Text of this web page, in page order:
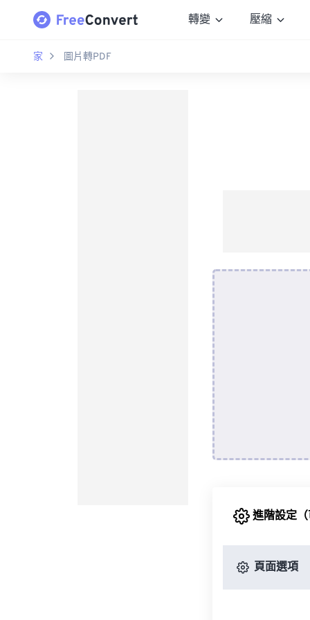
轉變 壓縮
家 圖片轉PDF
進階設定
頁面選項